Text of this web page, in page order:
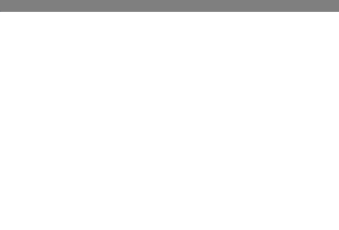
pdf, 257.8 kB, öppnas i nytt fönster.